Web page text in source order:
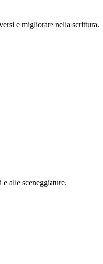
e migliorare nella scrittura.
e alle sceneggiature.